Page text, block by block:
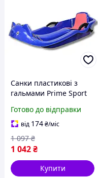
Санки пластикові з
гальмами Prime Sport
0007B_IL)
Готово до відправки
від 174₴/міс
1 042₴
1 097 ₴
Купити